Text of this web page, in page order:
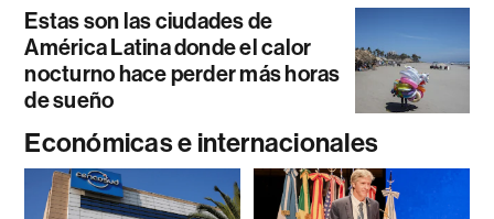
Estas son las ciudades de
América Latina donde el calor
nocturno hace perder más horas
de sueño
Económicas e internacionales